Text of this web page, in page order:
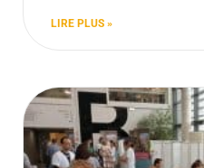
LIRE PLUS »